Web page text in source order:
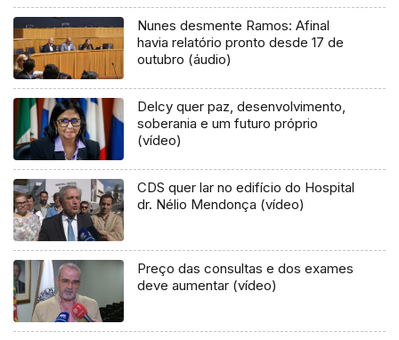
Nunes desmente Ramos: Afinal
havia relatório pronto desde 17 de
outubro (áudio)
Delcy quer paz, desenvolvimento,
soberania e um futuro próprio
(vídeo)
CDS quer lar no edifício do Hospital
dr. Nélio Mendonça (vídeo)
Preço das consultas e dos exames
deve aumentar (vídeo)